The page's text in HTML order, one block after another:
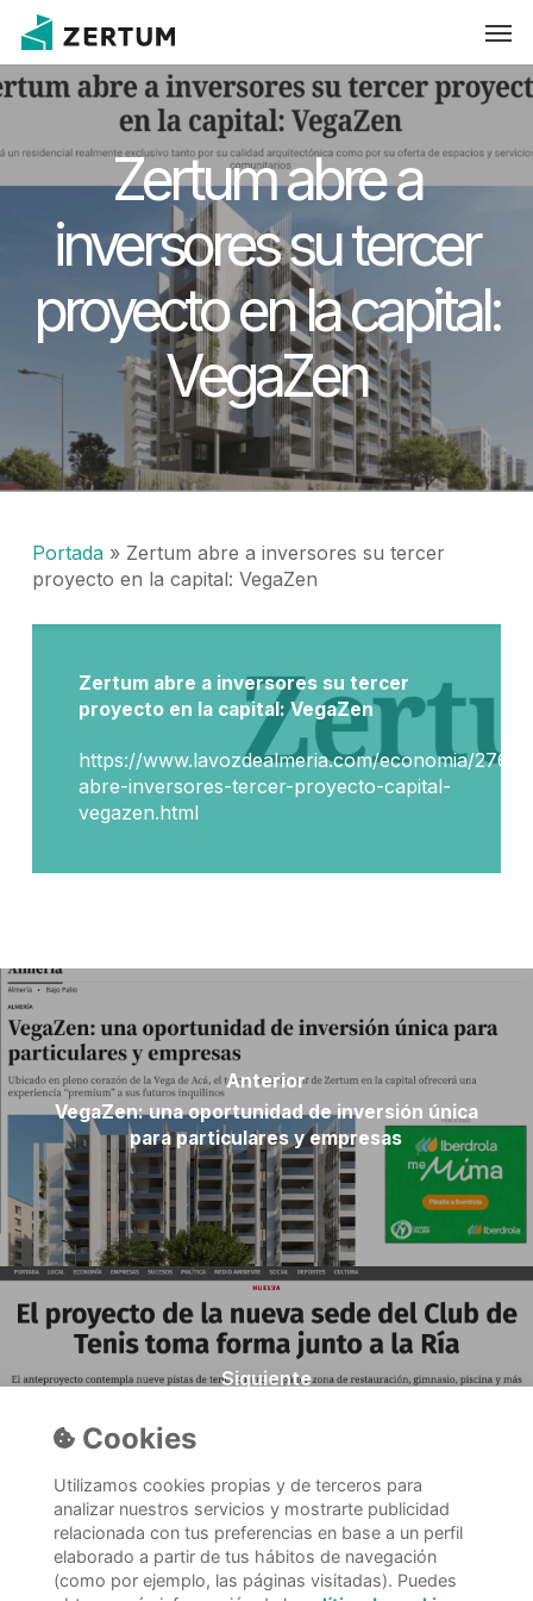
Skip
main
content
Zertum abre a
inversores su tercer
proyecto en la capital:
VegaZen
Portada» Zertum abre a inversores su tercer
proyecto en la capital: VegaZen
Zertum abre a inversores su tercer
proyecto en la capital: VegaZen
https://www.lavozdealmeria.com/economia/
abre-inversores-tercer-proyecto-capital-
vegazen.html
Anterior
VegaZen: una oportunidad de inversión única
para particulares y empresas
Siguiente
toma forma junto a la Ría
Cookies
Utilizamos cookies propias y de terceros para
analizar nuestros servicios y mostrarte publicidad
relacionada con tus preferencias en base a un perfil
elaborado a partir de tus hábitos de navegación
(como por ejemplo, las páginas visitadas). Puedes